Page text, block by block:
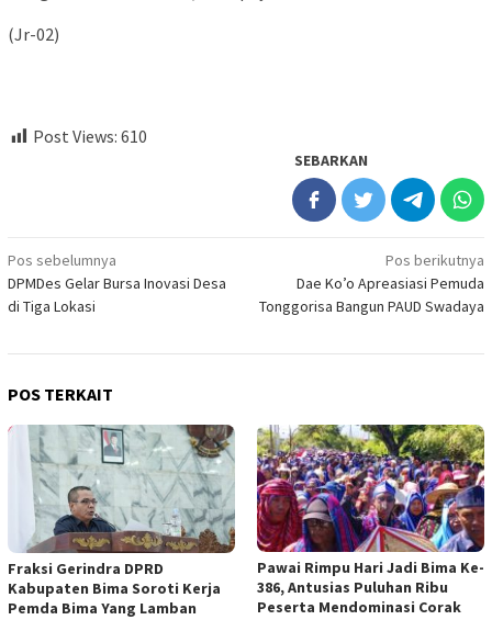
(Jr-02)
Post Views: 610
SEBARKAN
Navigasi
pos
Pos sebelumnya
DPMDes Gelar Bursa Inovasi Desa
di Tiga Lokasi
Pos berikutnya
Dae Ko’o Apreasiasi Pemuda
Tonggorisa Bangun PAUD Swadaya
POS TERKAIT
Fraksi Gerindra DPRD
Kabupaten Bima Soroti Kerja
Pemda Bima Yang Lamban
Pawai Rimpu Hari Jadi Bima Ke-
386, Antusias Puluhan Ribu
Peserta Mendominasi Corak